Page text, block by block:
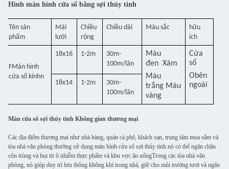
Hình màn hình cửa sổ bằng sợi thủy tinh
Tên sản
phẩm
Mái
lưới
Chiều
rộng
Chiều dài Màu sắc
hữu
ích
FMàn hình
cửa sổ kínhn
18x16 1-2m
30m-
100m/lăn
Màu
đen Xám
Màu
trắng Màu
vàng
Cửa
sổ
Obên
ngoài
18x14 1-2m
30m-
100m/lăn
Màn cửa sổ sợi thủy tinh Không gian thương mại
Các địa điểm thương mại như nhà hàng, quán cà phê, khách sạn, trung tâm mua sắm và
tòa nhà văn phòng thường sử dụng màn hình cửa sổ sợi thủy tinh.nó có thể ngăn chặn
côn trùng và bụi từ ô nhiễm thực phẩm và khu vực ăn uốngTrong các tòa nhà văn
phòng, nó giúp duy trì lưu thông không khí trong nhà, giữ cho môi trường tươi và ngăn